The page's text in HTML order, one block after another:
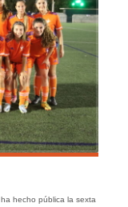
ha hecho pública la sexta